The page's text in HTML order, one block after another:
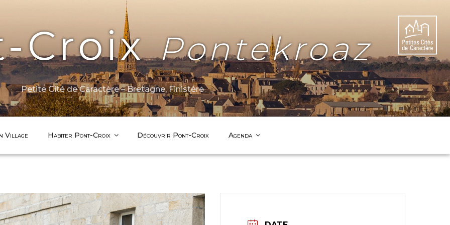
CroixPontekroaz
Petite Cité de Caractère – Bretagne, Finistère
Village Habiter Pont-Croix Découvrir Pont-Croix Agenda